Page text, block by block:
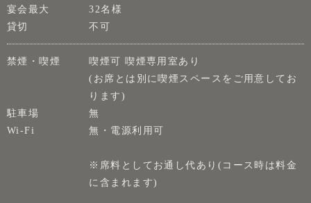
宴会最大
32名様
貸切
不可
禁煙・喫煙
喫煙可 喫煙専用室あり
(お席とは別に喫煙スペースをご用意してお
ります)
駐車場
無
Wi-Fi
無・電源利用可
※席料としてお通し代あり(コース時は料金
に含まれます)